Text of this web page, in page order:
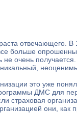
отвечающего.
больше
очень
это уже
ДМС для
страховая
они, как